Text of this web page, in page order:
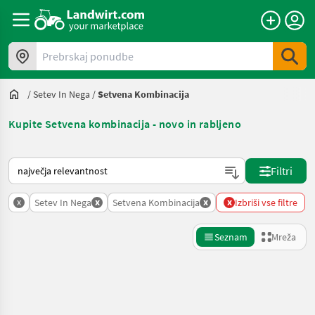
Prebrskaj ponudbe
/Setev In Nega /Setvena Kombinacija
Kupite Setvena kombinacija - novo in rabljeno
Tako je razvrščeno na Landwirt.com
Filtri
x Setev In Nega x Setvena Kombinacija x x Izbriši vse filtre
Seznam Mreža